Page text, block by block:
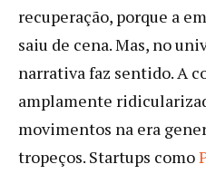
recuperação, porque a
saiu de cena. Mas, no
narrativa faz sentido. A
amplamente
movimentos na era
tropeços. Startups como